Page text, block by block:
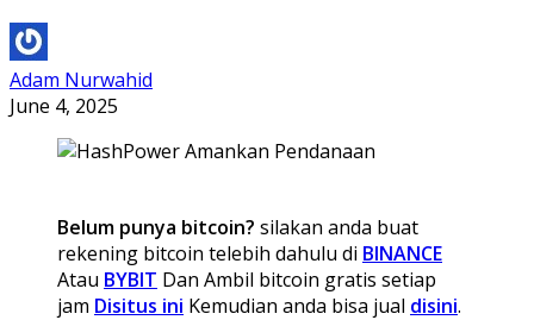
Adam Nurwahid
June 4, 2025
Belum punya bitcoin? silakan anda buat
rekening bitcoin telebih dahulu di BINANCE
Atau BYBIT Dan Ambil bitcoin gratis setiap
jam Disitus ini Kemudian anda bisa jual disini.